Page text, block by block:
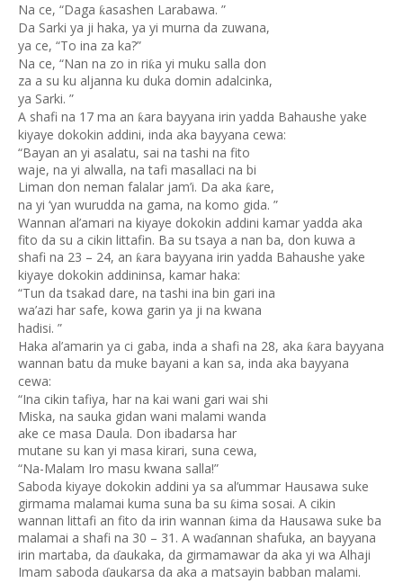
Na ce, “Daga ƙasashen Larabawa. ”
Da Sarki ya ji haka, ya yi murna da zuwana,
ya ce, “To ina za ka?”
Na ce, “Nan na zo in riƙa yi muku salla don
za a su ku aljanna ku duka domin adalcinka,
ya Sarki. ”
A shafi na 17 ma an ƙara bayyana irin yadda Bahaushe yake
kiyaye dokokin addini, inda aka bayyana cewa:
“Bayan an yi asalatu, sai na tashi na fito
waje, na yi alwalla, na tafi masallaci na bi
Liman don neman falalar jam’i. Da aka ƙare,
na yi ‘yan wurudda na gama, na komo gida. ”
Wannan al’amari na kiyaye dokokin addini kamar yadda aka
fito da su a cikin littafin. Ba su tsaya a nan ba, don kuwa a
shafi na 23 – 24, an ƙara bayyana irin yadda Bahaushe yake
kiyaye dokokin addininsa, kamar haka:
“Tun da tsakad dare, na tashi ina bin gari ina
wa’azi har safe, kowa garin ya ji na kwana
hadisi. ”
Haka al’amarin ya ci gaba, inda a shafi na 28, aka ƙara bayyana
wannan batu da muke bayani a kan sa, inda aka bayyana
cewa:
“Ina cikin tafiya, har na kai wani gari wai shi
Miska, na sauka gidan wani malami wanda
ake ce masa Daula. Don ibadarsa har
mutane su kan yi masa kirari, suna cewa,
“Na-Malam Iro masu kwana salla!”
Saboda kiyaye dokokin addini ya sa al’ummar Hausawa suke
girmama malamai kuma suna ba su ƙima sosai. A cikin
wannan littafi an fito da irin wannan ƙima da Hausawa suke ba
malamai a shafi na 30 – 31. A waɗannan shafuka, an bayyana
irin martaba, da ɗaukaka, da girmamawar da aka yi wa Alhaji
Imam saboda ɗaukarsa da aka a matsayin babban malami.